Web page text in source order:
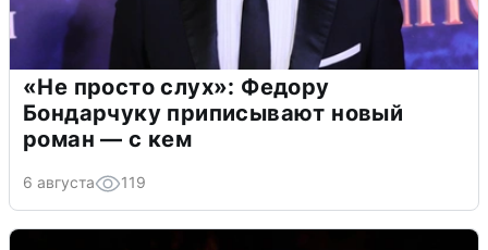
«Не просто слух»: Федору
Бондарчуку приписывают новый
роман — с кем
6 августа 119